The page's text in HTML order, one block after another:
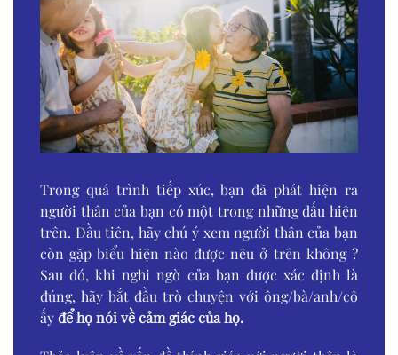
Trong quá trình tiếp xúc, bạn đã phát hiện ra
người thân của bạn có một trong những dấu hiện
trên. Đầu tiên, hãy chú ý xem người thân của bạn
còn gặp biểu hiện nào được nêu ở trên không ?
Sau đó, khi nghi ngờ của bạn được xác định là
đúng, hãy bắt đầu trò chuyện với ông/bà/anh/cô
ấyđể họ nói về cảm giác của họ.